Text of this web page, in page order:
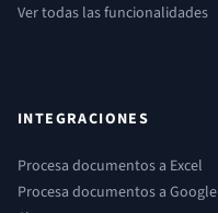
Ver todas las funcionalidades
INTEGRACIONES
Procesa documentos a Excel
Procesa documentos a Google